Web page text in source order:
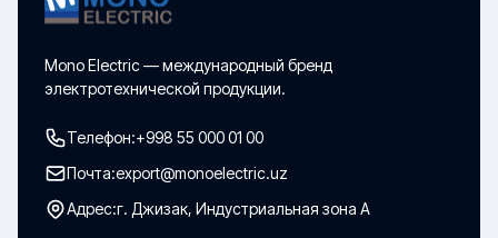
Mono Electric — международный бренд
электротехнической продукции.
Телефон:+998 55 000 01 00
Почта:export@monoelectric.uz
Адрес:г. Джизак, Индустриальная зона А